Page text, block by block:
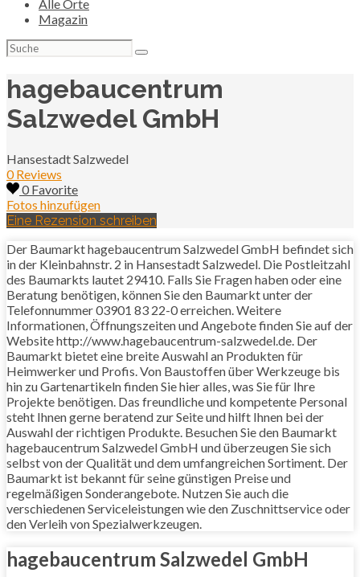
Alle Orte
Magazin
Suchen
nach:
hagebaucentrum
Salzwedel GmbH
Hansestadt Salzwedel
0 Reviews
0 Favorite
Fotos hinzufügen
Eine Rezension schreiben
Der Baumarkt hagebaucentrum Salzwedel GmbH befindet sich
in der Kleinbahnstr. 2 in Hansestadt Salzwedel. Die Postleitzahl
des Baumarkts lautet 29410. Falls Sie Fragen haben oder eine
Beratung benötigen, können Sie den Baumarkt unter der
Telefonnummer 03901 83 22-0 erreichen. Weitere
Informationen, Öffnungszeiten und Angebote finden Sie auf der
Website http://www.hagebaucentrum-salzwedel.de. Der
Baumarkt bietet eine breite Auswahl an Produkten für
Heimwerker und Profis. Von Baustoffen über Werkzeuge bis
hin zu Gartenartikeln finden Sie hier alles, was Sie für Ihre
Projekte benötigen. Das freundliche und kompetente Personal
steht Ihnen gerne beratend zur Seite und hilft Ihnen bei der
Auswahl der richtigen Produkte. Besuchen Sie den Baumarkt
hagebaucentrum Salzwedel GmbH und überzeugen Sie sich
selbst von der Qualität und dem umfangreichen Sortiment. Der
Baumarkt ist bekannt für seine günstigen Preise und
regelmäßigen Sonderangebote. Nutzen Sie auch die
verschiedenen Serviceleistungen wie den Zuschnittservice oder
den Verleih von Spezialwerkzeugen.
hagebaucentrum Salzwedel GmbH